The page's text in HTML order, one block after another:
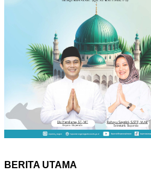
BERITA UTAMA